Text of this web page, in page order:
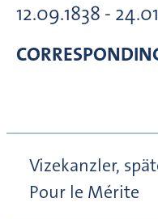
12.09.1838 -
Vizekanzler,
Pour le Mérite